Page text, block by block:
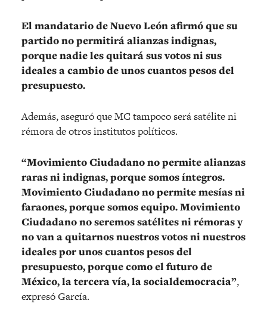
El mandatario de Nuevo León afirmó que su
partido no permitirá alianzas indignas,
porque nadie les quitará sus votos ni sus
ideales a cambio de unos cuantos pesos del
presupuesto.
Además, aseguró que MC tampoco será satélite ni
rémora de otros institutos políticos.
“Movimiento Ciudadano no permite alianzas
raras ni indignas, porque somos íntegros.
Movimiento Ciudadano no permite mesías ni
faraones, porque somos equipo. Movimiento
Ciudadano no seremos satélites ni rémoras y
no van a quitarnos nuestros votos ni nuestros
ideales por unos cuantos pesos del
presupuesto, porque como el futuro de
México, la tercera vía, la socialdemocracia”,
expresó García.